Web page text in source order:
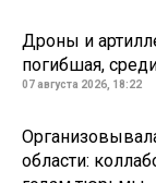
Дроны и
погибшая,
07 августа 2026, 18:22
области: